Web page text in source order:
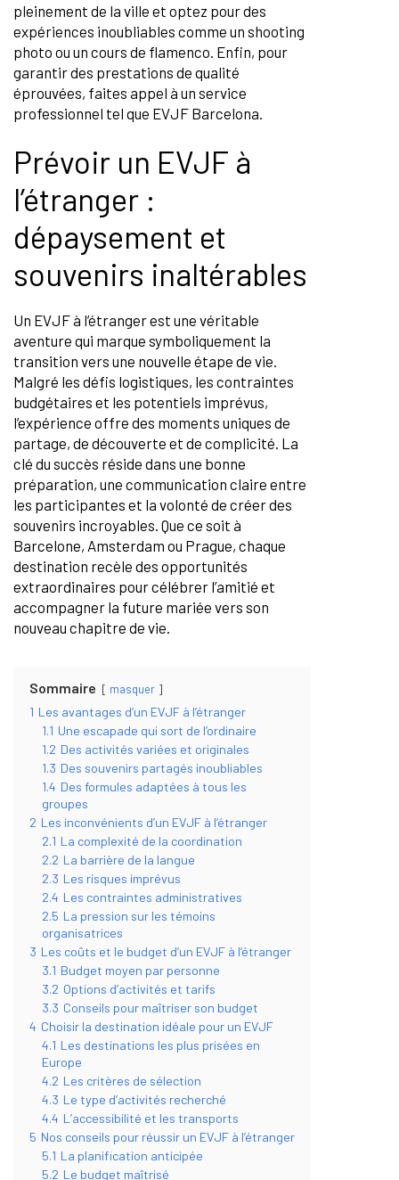
pleinement de la ville et optez pour des
expériences inoubliables comme un shooting
photo ou un cours de flamenco. Enfin, pour
garantir des prestations de qualité
éprouvées, faites appel à un service
professionnel tel que EVJF Barcelona.
Prévoir un EVJF à
l’étranger :
dépaysement et
souvenirs inaltérables
Un EVJF à l’étranger est une véritable
aventure qui marque symboliquement la
transition vers une nouvelle étape de vie.
Malgré les défis logistiques, les contraintes
budgétaires et les potentiels imprévus,
l’expérience offre des moments uniques de
partage, de découverte et de complicité. La
clé du succès réside dans une bonne
préparation, une communication claire entre
les participantes et la volonté de créer des
souvenirs incroyables. Que ce soit à
Barcelone, Amsterdam ou Prague, chaque
destination recèle des opportunités
extraordinaires pour célébrer l’amitié et
accompagner la future mariée vers son
nouveau chapitre de vie.
Sommaire masquer
1 Les avantages d’un EVJF à l’étranger
1.1 Une escapade qui sort de l’ordinaire
1.2 Des activités variées et originales
1.3 Des souvenirs partagés inoubliables
1.4 Des formules adaptées à tous les
groupes
2 Les inconvénients d’un EVJF à l’étranger
2.1 La complexité de la coordination
2.2 La barrière de la langue
2.3 Les risques imprévus
2.4 Les contraintes administratives
2.5 La pression sur les témoins
organisatrices
3 Les coûts et le budget d’un EVJF à l’étranger
3.1 Budget moyen par personne
3.2 Options d’activités et tarifs
3.3 Conseils pour maîtriser son budget
4 Choisir la destination idéale pour un EVJF
4.1 Les destinations les plus prisées en
Europe
4.2 Les critères de sélection
4.3 Le type d’activités recherché
4.4 L’accessibilité et les transports
5 Nos conseils pour réussir un EVJF à l’étranger
5.1 La planification anticipée
5.2 Le budget maîtrisé